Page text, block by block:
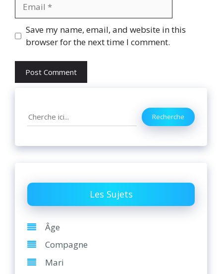
Website
Save my name, email, and website in this
browser for the next time I comment.
Search Recherche
Les Sujets
Âge
Compagne
Mari